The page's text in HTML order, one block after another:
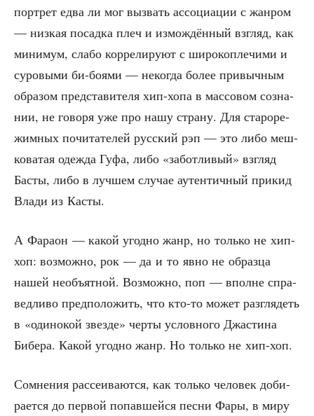
порт­рет едва ли мог вызвать ассо­ци­а­ции с жан­ром
— низ­кая посад­ка плеч и измож­дён­ный взгляд, как
мини­мум, сла­бо кор­ре­ли­ру­ют с широ­ко­пле­чи­ми и
суро­вы­ми би-боя­ми — неко­гда более при­выч­ным
обра­зом пред­ста­ви­те­ля хип-хопа в мас­со­вом созна­
нии, не гово­ря уже про нашу стра­ну. Для ста­ро­ре­
жим­ных почи­та­те­лей рус­ский рэп — это либо меш­
ко­ва­тая одеж­да Гуфа, либо «забот­ли­вый» взгляд
Басты, либо в луч­шем слу­чае аутен­тич­ный при­кид
Вла­ди из Касты.
А Фара­он — какой угод­но жанр, но толь­ко не хип-
хоп: воз­мож­но, рок — да и то явно не образ­ца
нашей необъ­ят­ной. Воз­мож­но, поп — вполне спра­
вед­ли­во пред­по­ло­жить, что кто-то может раз­гля­деть
в «оди­но­кой звез­де» чер­ты услов­но­го Джа­сти­на
Бибе­ра. Какой угод­но жанр. Но толь­ко не хип-хоп.
Сомне­ния рас­се­и­ва­ют­ся, как толь­ко чело­век доби­
ра­ет­ся до пер­вой попав­шей­ся пес­ни Фары, в миру